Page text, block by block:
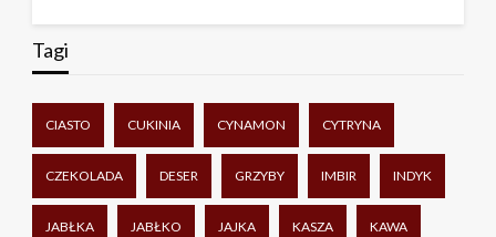
Tagi
CIASTO CUKINIA CYNAMON CYTRYNA
CZEKOLADA DESER GRZYBY IMBIR INDYK
JABŁKA JABŁKO JAJKA KASZA KAWA